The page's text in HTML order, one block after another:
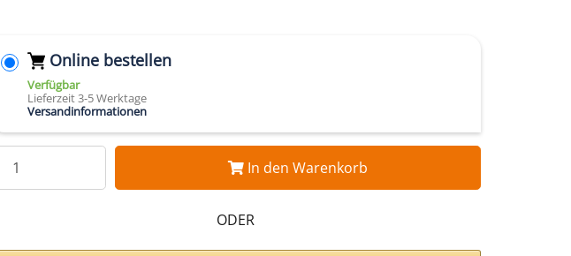
Online bestellen
Verfügbar
Lieferzeit 3-5 Werktage
Versandinformationen
In den Warenkorb
ODER